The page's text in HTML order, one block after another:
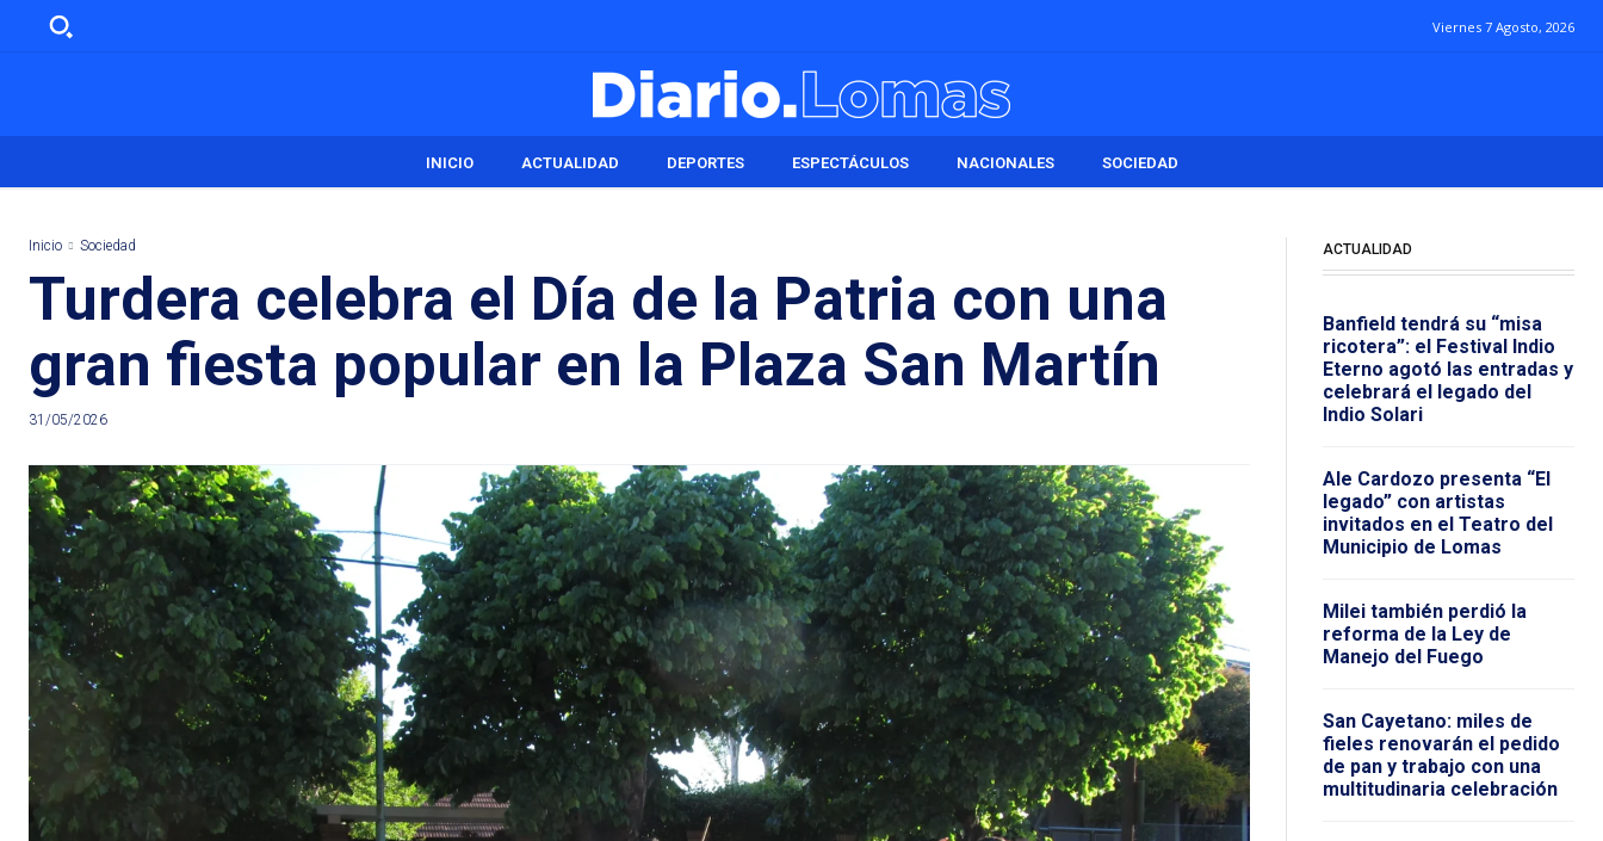
Viernes 7 Agosto, 2026
INICIO ACTUALIDAD DEPORTES ESPECTÁCULOS NACIONALES SOCIEDAD
Inicio Sociedad
Turdera celebra el Día de la Patria con una
gran fiesta popular en la Plaza San Martín
31/05/2026
ACTUALIDAD
Banfield tendrá su “misa
ricotera”: el Festival Indio
Eterno agotó las entradas y
celebrará el legado del
Indio Solari
Ale Cardozo presenta “El
legado” con artistas
invitados en el Teatro del
Municipio de Lomas
Milei también perdió la
reforma de la Ley de
Manejo del Fuego
San Cayetano: miles de
fieles renovarán el pedido
de pan y trabajo con una
multitudinaria celebración